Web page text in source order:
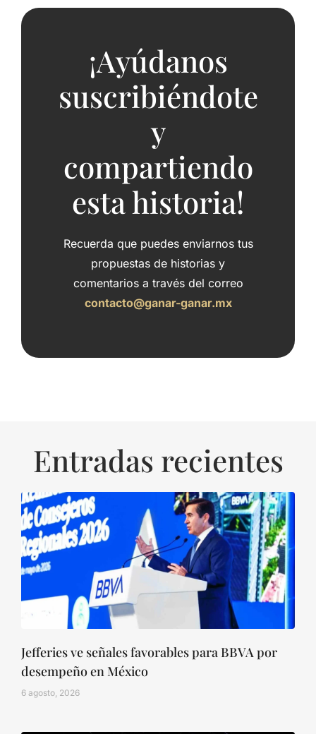
¡Ayúdanos
suscribiéndote
y
compartiendo
esta historia!
Recuerda que puedes enviarnos tus
propuestas de historias y
comentarios a través del correo
contacto@ganar-ganar.mx
Entradas recientes
Jefferies ve señales favorables para BBVA por
desempeño en México
6 agosto, 2026